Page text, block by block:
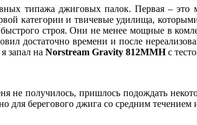
типажа джиговых палок. Первая –
категории и твичевые удилища,
строя. Они не менее мощные в
достаточно времени и после
запал на Norstream Gravity 812MMHс
не получилось, пришлось подождать
для берегового джига со средним течением